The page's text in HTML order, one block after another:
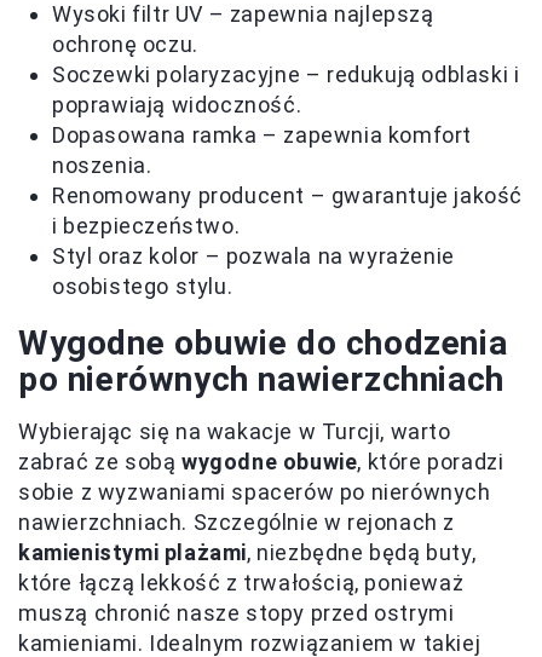
Wysoki filtr UV – zapewnia najlepszą
ochronę oczu.
Soczewki polaryzacyjne – redukują odblaski i
poprawiają widoczność.
Dopasowana ramka – zapewnia komfort
noszenia.
Renomowany producent – gwarantuje jakość
i bezpieczeństwo.
Styl oraz kolor – pozwala na wyrażenie
osobistego stylu.
Wygodne obuwie do chodzenia
po nierównych nawierzchniach
Wybierając się na wakacje w Turcji, warto
zabrać ze sobą wygodne obuwie, które poradzi
sobie z wyzwaniami spacerów po nierównych
nawierzchniach. Szczególnie w rejonach z
kamienistymi plażami, niezbędne będą buty,
które łączą lekkość z trwałością, ponieważ
muszą chronić nasze stopy przed ostrymi
kamieniami. Idealnym rozwiązaniem w takiej